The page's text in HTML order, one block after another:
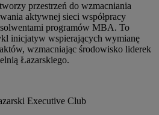
przestrzeń do wzmacniania
aktywnej sieci współpracy
programów MBA. To
inicjatyw wspierających wymianę
wzmacniając środowisko liderek
Łazarskiego.
Executive Club